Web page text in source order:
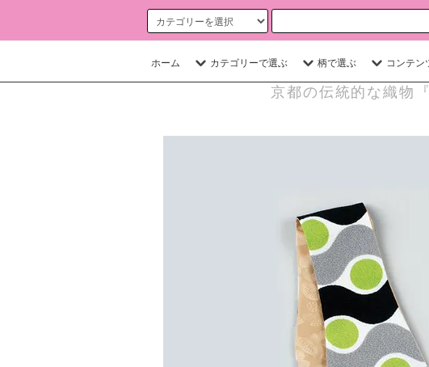
ホーム カテゴリーで選ぶ 柄で選ぶ コンテン
京都の伝統的な織物